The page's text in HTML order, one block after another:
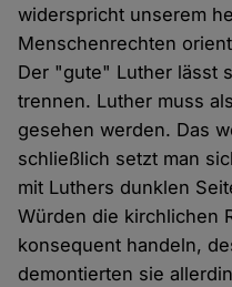
widerspricht unserem
Menschenrechten
Der "gute" Luther lässt
trennen. Luther muss
gesehen werden. Das
schließlich setzt man
mit Luthers dunklen
Würden die kirchlichen
konsequent handeln,
demontierten sie